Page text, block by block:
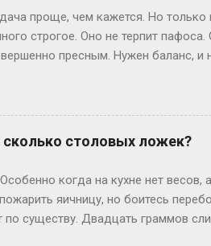
на рыбалку: «Встречаемся в
проще, чем кажется. Но
строгое. Оно не терпит
пресным. Нужен баланс, и
Джейн Смит звучит как
хочется добавить огонька,
мгновенно. Коротко и
сейчас в моде фамилии-
образ человека дела, который
фами...
столовых ложек?
когда на кухне нет весов,
яичницу, но боитесь
существу. Двадцать граммов